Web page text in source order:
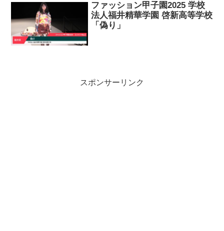
ファッション甲子園2025 学校
法人福井精華学園 啓新高等学校
「偽り」
スポンサーリンク